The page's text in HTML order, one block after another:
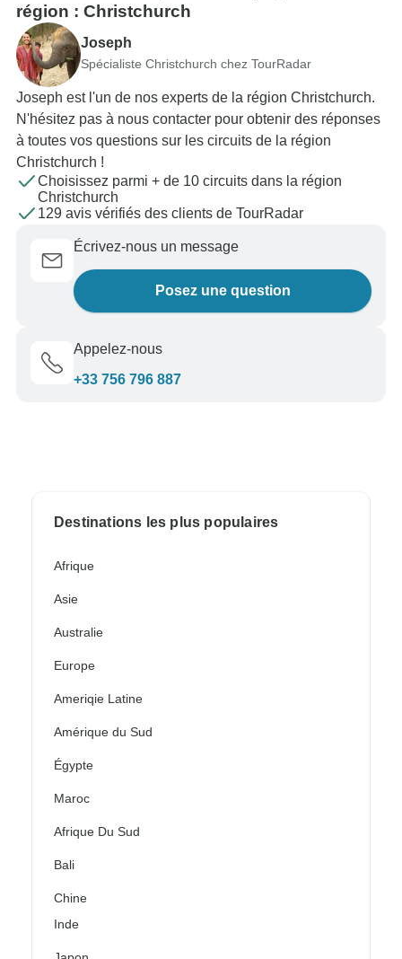
région : Christchurch
Joseph
Spécialiste Christchurch chez TourRadar
Joseph est l'un de nos experts de la région Christchurch.
N'hésitez pas à nous contacter pour obtenir des réponses
à toutes vos questions sur les circuits de la région
Christchurch !
Choisissez parmi + de 10 circuits dans la région
Christchurch
129 avis vérifiés des clients de TourRadar
Écrivez-nous un message
Posez une question
Appelez-nous
+33 756 796 887
Destinations les plus populaires
Afrique
Asie
Australie
Europe
Ameriqie Latine
Amérique du Sud
Égypte
Maroc
Afrique Du Sud
Bali
Chine
Inde